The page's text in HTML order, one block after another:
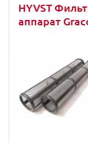
HYVST
аппарат